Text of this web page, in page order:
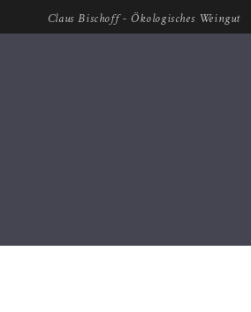
Claus Bischoff - Ökologisches Weingut